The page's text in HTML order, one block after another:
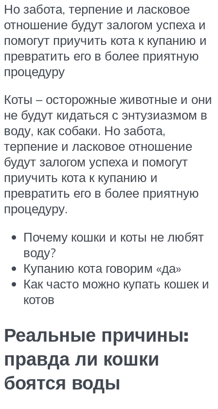
Но забота, терпение и ласковое
отношение будут залогом успеха и
помогут приучить кота к купанию и
превратить его в более приятную
процедуру
Коты – осторожные животные и они
не будут кидаться с энтузиазмом в
воду, как собаки. Но забота,
терпение и ласковое отношение
будут залогом успеха и помогут
приучить кота к купанию и
превратить его в более приятную
процедуру.
Почему кошки и коты не любят
воду?
Купанию кота говорим «да»
Как часто можно купать кошек и
котов
Реальные причины:
правда ли кошки
боятся воды